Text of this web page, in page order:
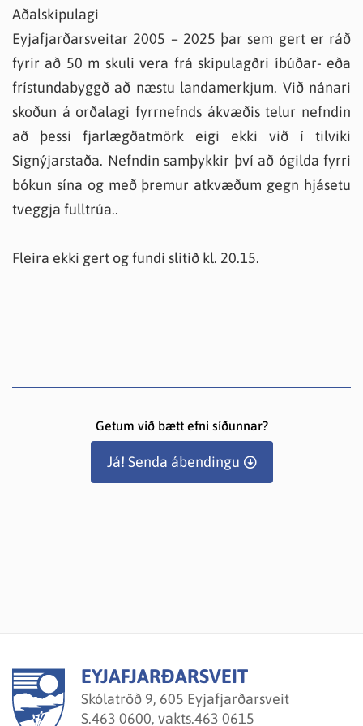
Aðalskipulagi
Eyjafjarðarsveitar 2005 – 2025 þar sem gert er ráð
fyrir að 50 m skuli vera frá skipulagðri íbúðar- eða
frístundabyggð að næstu landamerkjum. Við nánari
skoðun á orðalagi fyrrnefnds ákvæðis telur nefndin
að þessi fjarlægðatmörk eigi ekki við í tilviki
Signýjarstaða. Nefndin samþykkir því að ógilda fyrri
bókun sína og með þremur atkvæðum gegn hjásetu
tveggja fulltrúa..
Fleira ekki gert og fundi slitið kl. 20.15.
Getum við bætt efni síðunnar?
Já! Senda ábendingu
EYJAFJARÐARSVEIT
Skólatröð 9, 605 Eyjafjarðarsveit
S.463 0600, vakts.463 0615